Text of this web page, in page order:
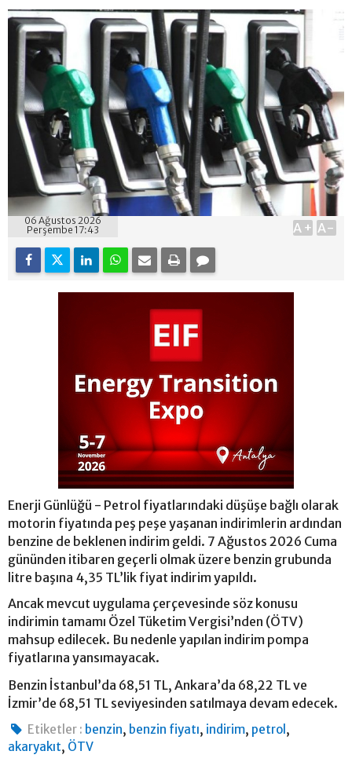
06 Ağustos 2026
Perşembe 17:43
A+ A-
Enerji Günlüğü - Petrol fiyatlarındaki düşüşe bağlı olarak
motorin fiyatında peş peşe yaşanan indirimlerin ardından
benzine de beklenen indirim geldi. 7 Ağustos 2026 Cuma
gününden itibaren geçerli olmak üzere benzin grubunda
litre başına 4,35 TL’lik fiyat indirim yapıldı.
Ancak mevcut uygulama çerçevesinde söz konusu
indirimin tamamı Özel Tüketim Vergisi’nden (ÖTV)
mahsup edilecek. Bu nedenle yapılan indirim pompa
fiyatlarına yansımayacak.
Benzin İstanbul’da 68,51 TL, Ankara’da 68,22 TL ve
İzmir’de 68,51 TL seviyesinden satılmaya devam edecek.
Etiketler : benzin, benzin fiyatı, indirim, petrol ,
akaryakıt, ÖTV